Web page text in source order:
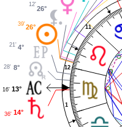
1
11
12
26°
12'
26°
39'
4°
21'
8°
28'
13°
16'
14°
36'